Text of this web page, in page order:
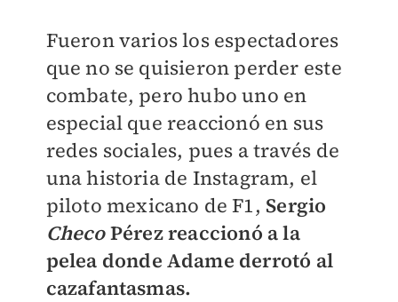
Fueron varios los espectadores
que no se quisieron perder este
combate, pero hubo uno en
especial que reaccionó en sus
redes sociales, pues a través de
una historia de Instagram, el
piloto mexicano de F1, Sergio
ChecoPérez reaccionó a la
pelea donde Adame derrotó al
cazafantasmas.